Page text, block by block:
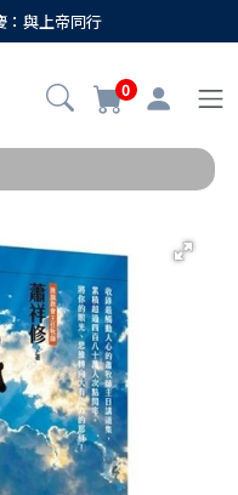
：與上帝同行
0